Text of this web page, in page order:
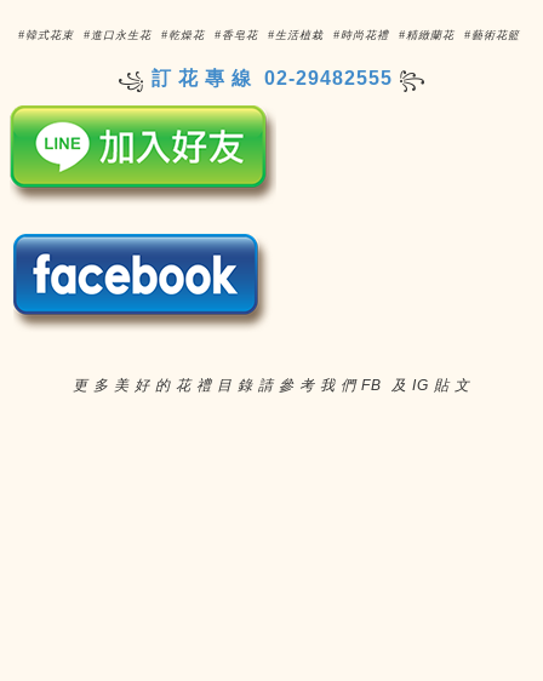
#韓式花束 #進口永生花 #乾燥花 #香皂花 #生活植栽 #時尚花禮 #精緻蘭花 #藝術花籃
꧁ 訂 花 專 線 02-29482555 ꧂
更 多 美 好 的 花 禮 目 錄 請 參 考 我 們 FB 及 IG 貼 文